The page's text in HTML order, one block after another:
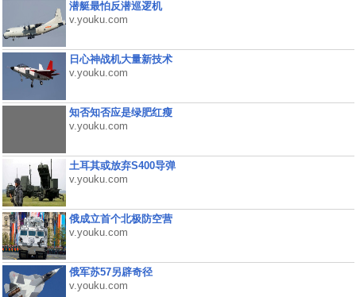
潜艇最怕反潜巡逻机
v.youku.com
日心神战机大量新技术
v.youku.com
知否知否应是绿肥红瘦
v.youku.com
土耳其或放弃S400导弹
v.youku.com
俄成立首个北极防空营
v.youku.com
俄军苏57另辟奇径
v.youku.com